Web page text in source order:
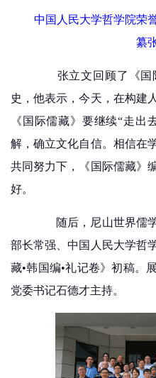
中国人民大学哲学院荣
纂
张立文回顾了《国
史，他表示，今天，在构建
《国际儒藏》要继续“走出
解，确立文化自信。相信在
共同努力下，《国际儒藏》
好。
随后，尼山世界儒学
部长常强、中国人民大学哲
藏•韩国编•礼记卷》初稿。
党委书记石德才主持。